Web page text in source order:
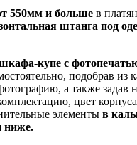
550мм и больше в
штанга под
купе с
подобрав из
а также задав
цвет
элементы в
ниже.